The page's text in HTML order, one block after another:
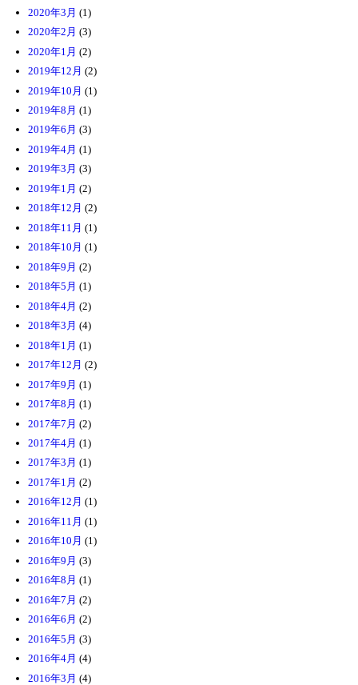
2020年3月 (1)
2020年2月 (3)
2020年1月 (2)
2019年12月 (2)
2019年10月 (1)
2019年8月 (1)
2019年6月 (3)
2019年4月 (1)
2019年3月 (3)
2019年1月 (2)
2018年12月 (2)
2018年11月 (1)
2018年10月 (1)
2018年9月 (2)
2018年5月 (1)
2018年4月 (2)
2018年3月 (4)
2018年1月 (1)
2017年12月 (2)
2017年9月 (1)
2017年8月 (1)
2017年7月 (2)
2017年4月 (1)
2017年3月 (1)
2017年1月 (2)
2016年12月 (1)
2016年11月 (1)
2016年10月 (1)
2016年9月 (3)
2016年8月 (1)
2016年7月 (2)
2016年6月 (2)
2016年5月 (3)
2016年4月 (4)
2016年3月 (4)